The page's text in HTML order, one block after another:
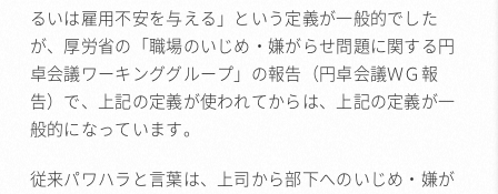
るいは雇用不安を与える」という定義が一般的でした
が、厚労省の「職場のいじめ・嫌がらせ問題に関する円
卓会議ワーキンググループ」の報告（円卓会議ＷＧ報
告）で、上記の定義が使われてからは、上記の定義が一
般的になっています。
従来パワハラと言葉は、上司から部下へのいじめ・嫌が